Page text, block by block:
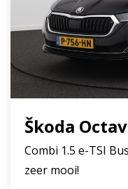
Škoda
Combi 1.5 e-TSI
zeer mooi!